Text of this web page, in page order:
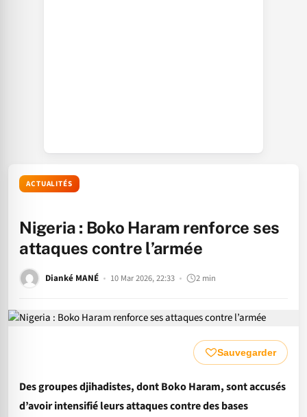
ACTUALITÉS
Nigeria : Boko Haram renforce ses
attaques contre l’armée
Dianké MANÉ 10 Mar 2026, 22:33 2 min
Sauvegarder
Des groupes djihadistes, dont Boko Haram, sont accusés
d’avoir intensifié leurs attaques contre des bases